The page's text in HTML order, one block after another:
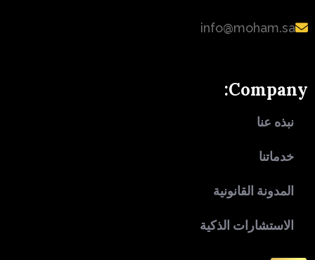
info@moham.sa
Company:
نبذه عنا
خدماتنا
المدونة القانونية
الاستشارات الذكية